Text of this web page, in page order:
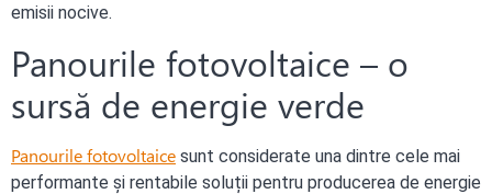
emisii nocive.
Panourile fotovoltaice – o
sursă de energie verde
Panourile fotovoltaice sunt considerate una dintre cele mai
performante și rentabile soluții pentru producerea de energie